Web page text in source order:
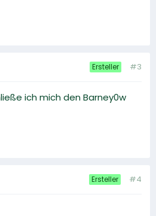
Ersteller #3
ich mich den Barney0w
Ersteller #4